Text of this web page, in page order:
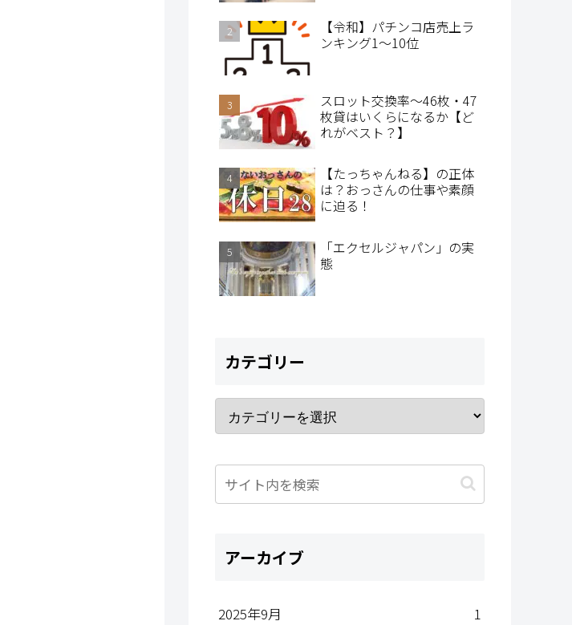
【令和】パチンコ店売上ラ
ンキング1～10位
スロット交換率～46枚・47
枚貸はいくらになるか【ど
れがベスト？】
【たっちゃんねる】の正体
は？おっさんの仕事や素顔
に迫る！
「エクセルジャパン」の実
態
カテゴリー
アーカイブ
2025年9月
1